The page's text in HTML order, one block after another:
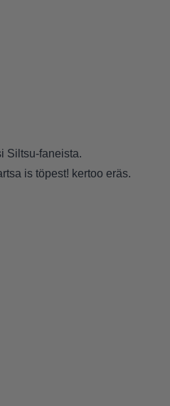
Siltsu-faneista.
is töpest! kertoo eräs.